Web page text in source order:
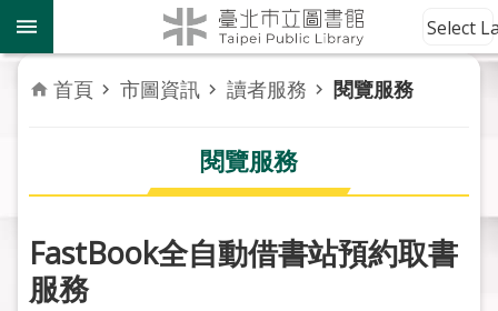
跳到主要內容區塊
到
館
資
訊
者
務
活
Select
首頁 市圖資訊 讀者服務 閱覽服務
閱覽服務
FastBook全自動借書站預約取書
服務